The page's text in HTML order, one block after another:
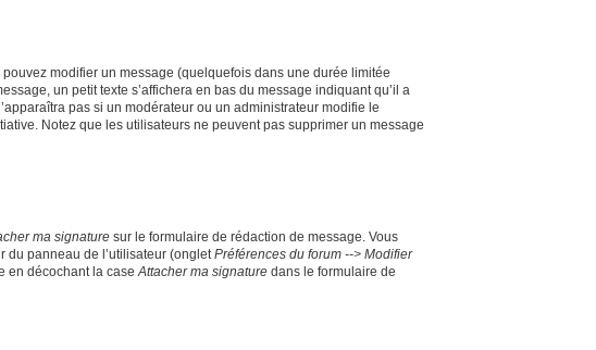
modifier un message (quelquefois dans une durée limitée
un petit texte s’affichera en bas du message indiquant qu’il a
pas si un modérateur ou un administrateur modifie le
Notez que les utilisateurs ne peuvent pas supprimer un message
ma signature sur le formulaire de rédaction de message. Vous
du panneau de l’utilisateur (onglet Préférences du forum --> Modifier
en décochant la case Attacher ma signature dans le formulaire de